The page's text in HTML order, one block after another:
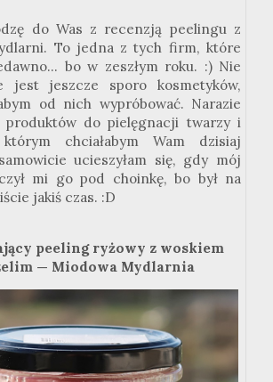
do Was z recenzją peelingu z
To jedna z tych firm, które
bo w zeszłym roku. :) Nie
jest jeszcze sporo kosmetyków,
od nich wypróbować. Narazie
produktów do pielęgnacji twarzy i
chciałabym Wam dzisiaj
ucieszyłam się, gdy mój
mi go pod choinkę, bo był na
jakiś czas. :D
peeling ryżowy z woskiem
— Miodowa Mydlarnia